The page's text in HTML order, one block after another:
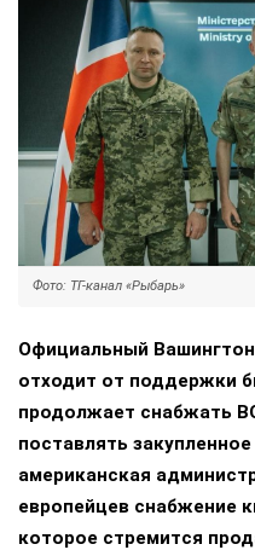
Фото: ТГ-канал «Рыбарь»
Официальный
отходит от поддержки
продолжает снабжать
поставлять
американская
европейцев снабжение
которое стремится